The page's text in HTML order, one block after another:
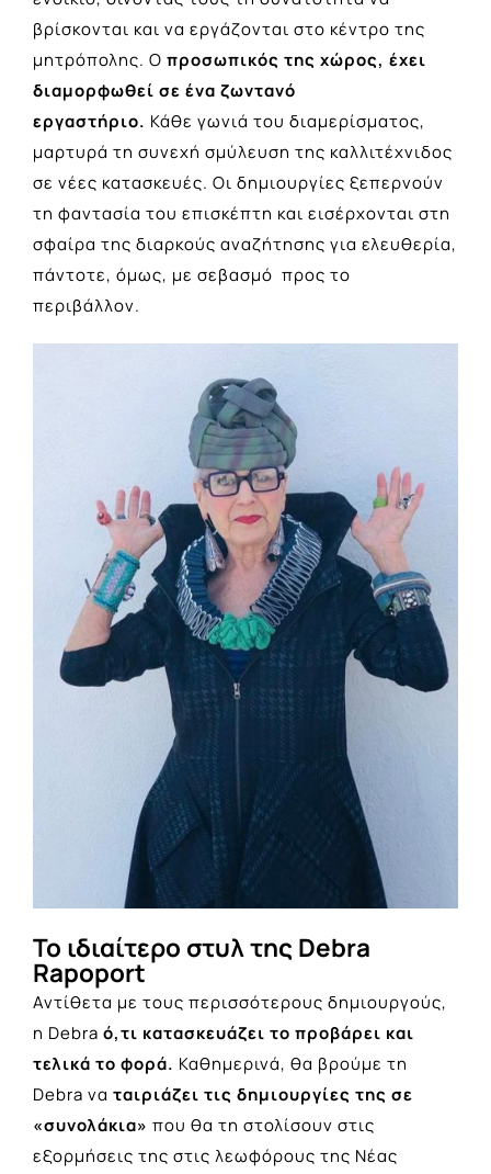
βρίσκονται και να εργάζονται στο κέντρο της
μητρόπολης. Ο προσωπικός της χώρος, έχει
διαμορφωθεί σε ένα ζωντανό
εργαστήριο. Κάθε γωνιά του διαμερίσματος,
μαρτυρά τη συνεχή σμύλευση της καλλιτέχνιδος
σε νέες κατασκευές. Οι δημιουργίες ξεπερνούν
τη φαντασία του επισκέπτη και εισέρχονται στη
σφαίρα της διαρκούς αναζήτησης για ελευθερία,
πάντοτε, όμως, με σεβασμό προς το
περιβάλλον.
Το ιδιαίτερο στυλ της Debra
Rapoport
Αντίθετα με τους περισσότερους δημιουργούς,
η Debra ό,τι κατασκευάζει το προβάρει και
τελικά το φορά. Καθημερινά, θα βρούμε τη
Debra να ταιριάζει τις δημιουργίες της σε
«συνολάκια» που θα τη στολίσουν στις
εξορμήσεις της στις λεωφόρους της Νέας